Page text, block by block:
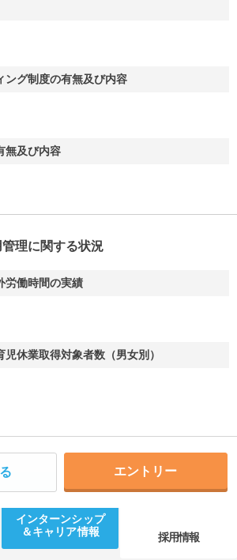
ング制度の有無及び内容
無及び内容
理に関する状況
労働時間の実績
休業取得対象者数（男女別）
エントリー
インターンシップ
＆キャリア情報
採用情報